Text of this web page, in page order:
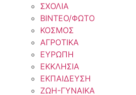
ΣΧΟΛΙΑ
ΒΙΝΤΕΟ/ΦΩΤΟ
ΚΟΣΜΟΣ
ΑΓΡΟΤΙΚΑ
ΕΥΡΩΠΗ
ΕΚΚΛΗΣΙΑ
ΕΚΠΑΙΔΕΥΣΗ
ΖΩΗ-ΓΥΝΑΙΚΑ